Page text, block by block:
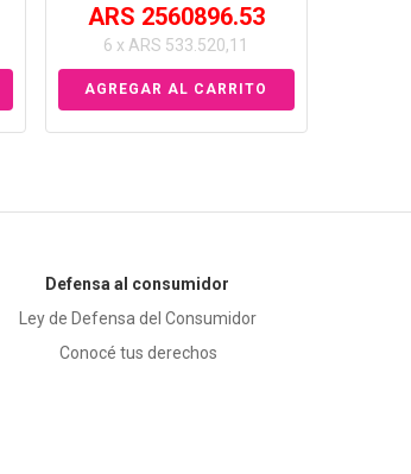
ARS 2560896.53
6 x ARS 533.520,11
Defensa al consumidor
Ley de Defensa del Consumidor
Conocé tus derechos